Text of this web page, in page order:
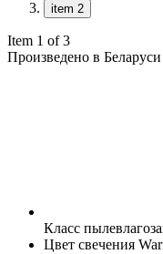
item 2
Item 1 of 3
Произведено в Беларуси
Класс
Цвет свечения